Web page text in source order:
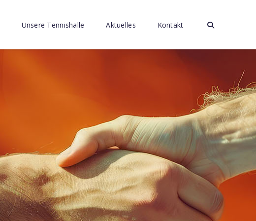
Unsere Tennishalle Aktuelles Kontakt